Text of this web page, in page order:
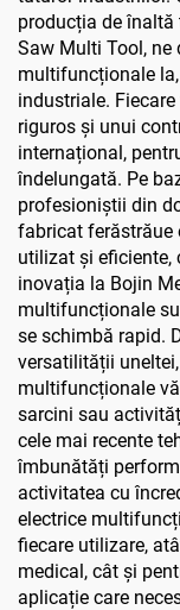
producția de înaltă
Saw Multi Tool,
multifuncționale
industriale.
riguros și unui
internațional,
îndelungată. Pe
profesioniștii din
fabricat ferăstrăue
utilizat și eficiente,
inovația la Bojin
multifuncționale
se schimbă rapid.
versatilității
multifuncționale
sarcini sau
cele mai recente
îmbunătăți
activitatea cu
electrice
fiecare utilizare,
medical, cât și
aplicație care